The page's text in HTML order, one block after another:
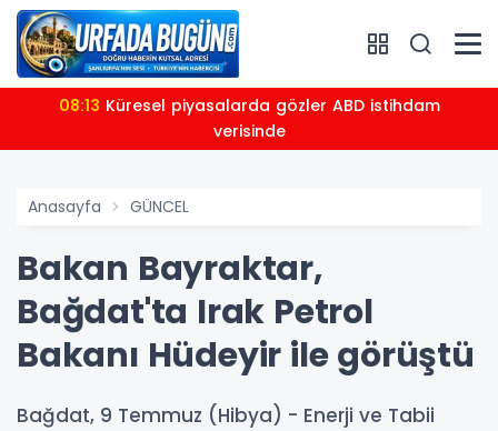
08:13
verisinde
Anasayfa GÜNCEL
Bakan Bayraktar,
Bağdat'ta Irak Petrol
Bakanı Hüdeyir ile görüştü
Bağdat, 9 Temmuz (Hibya) - Enerji ve Tabii